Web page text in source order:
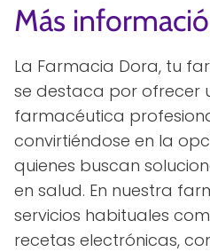
Más
La Farmacia Dora, tu
se destaca por ofrecer
farmacéutica
convirtiéndose en la
quienes buscan
en salud. En nuestra
servicios habituales
recetas electrónicas,